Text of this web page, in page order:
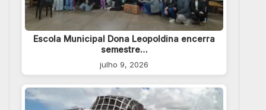
Escola Municipal Dona Leopoldina encerra
semestre…
julho 9, 2026